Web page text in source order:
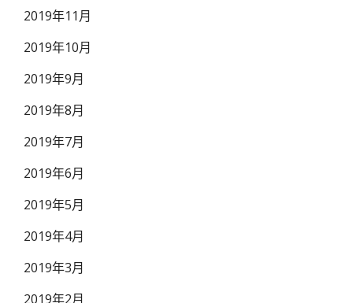
2019年11月
2019年10月
2019年9月
2019年8月
2019年7月
2019年6月
2019年5月
2019年4月
2019年3月
2019年2月